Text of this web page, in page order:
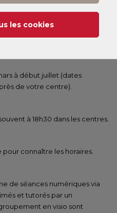
octobre à fin janvier / début
vous auprès de votre
à début juillet (dates
de votre centre).
à 18h30 dans les centres.
connaître les horaires.
de séances numériques via
et tutorés par un
en visio sont
les cookies